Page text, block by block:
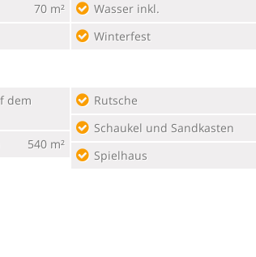
70 m²
Wasser inkl.
Winterfest
540 m²
Rutsche
Schaukel und Sandkasten
Spielhaus